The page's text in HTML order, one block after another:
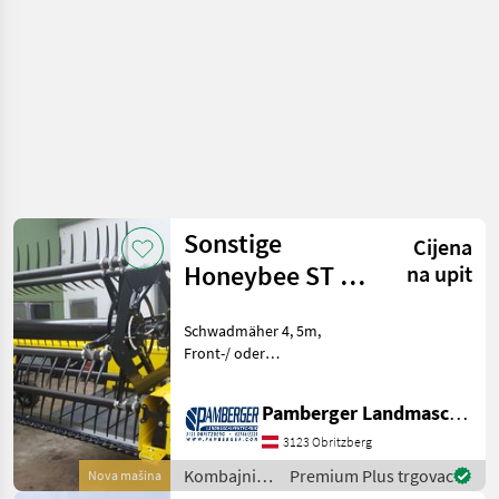
Nova mašina
Sonstige
Honeybee ST 15
Cijena
na upit
Schwadmäher 4, 5m,
Front-/ oder
Mulitkuppler, hydraulische
Schnittwinkelverstellung,
Zuführbänder, schraubbare
Messerkling
Pamberger Landmaschinentechnik GmbH
3123 Obritzberg
Kombajni /
Premium Plus trgovac